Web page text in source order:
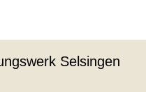
Selsingen